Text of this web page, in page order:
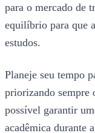
para o mercado de
equilíbrio para que
estudos.
Planeje seu tempo
priorizando sempre
possível garantir
acadêmica durante